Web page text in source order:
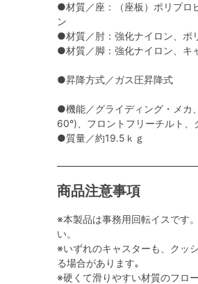
●材質／座：（座板）ポリプロ
ン
●材質／肘：強化ナイロン、ポ
●材質／脚：強化ナイロン、キ
●昇降方式／ガス圧昇降式
●機能／グライディング・メカ
60°)、フロントフリーチルト
●質量／約19.5ｋｇ
商品注意事項
※本製品は事務用回転イスです
い。
※いずれのキャスターも、クッ
る場合があります｡
※硬くて滑りやすい材質のフロ